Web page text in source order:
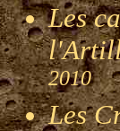
Les
2010
Les